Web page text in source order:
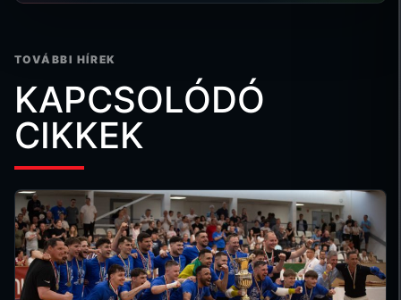
TOVÁBBI HÍREK
KAPCSOLÓDÓ
CIKKEK